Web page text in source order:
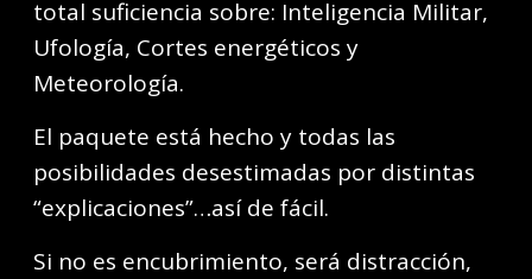
total suficiencia sobre: Inteligencia Militar,
Ufología, Cortes energéticos y
Meteorología.
El paquete está hecho y todas las
posibilidades desestimadas por distintas
“explicaciones”…así de fácil.
Si no es encubrimiento, será distracción,